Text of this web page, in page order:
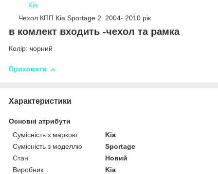
Kia
Чехол КПП Kia Sportage 2 2004- 2010 рік
в комлект входить -чехол та рамка
Колір: чорний
Приховати
Характеристики
Основні атрибути
Сумісність з маркою
Kia
Сумісність з моделлю
Sportage
Стан
Новий
Виробник
Kia